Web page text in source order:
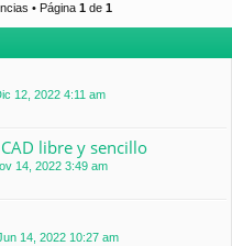
• Página 1de 1
12, 2022 4:11 am
libre y sencillo
14, 2022 3:49 am
14, 2022 10:27 am